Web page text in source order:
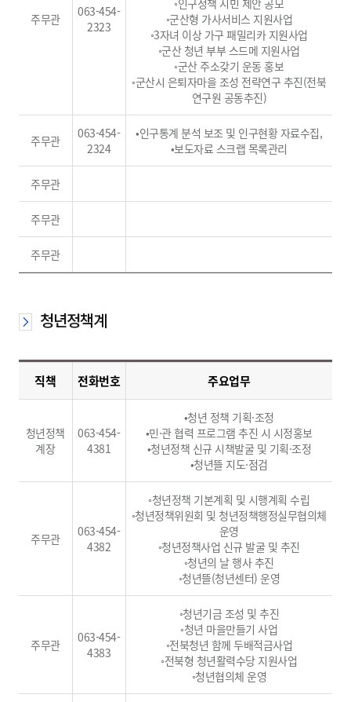
주무관
063-454-
2323
◦군산형 가사서비스 지원사업
◦3자녀 이상 가구 패밀리카 지원사업
◦군산 청년 부부 스드메 지원사업
◦군산 주소갖기 운동 홍보
◦군산시 은퇴자마을 조성 전략연구 추진(전북
연구원 공동추진)
주무관
063-454-
2324
•인구통계 분석 보조 및 인구현황 자료수집,
•보도자료 스크랩 목록관리
주무관
주무관
주무관
청년정책계
직책 전화번호 주요업무
청년정책
계장
063-454-
4381
•청년 정책 기획·조정
•민·관 협력 프로그램 추진 시 시정홍보
•청년정책 신규 시책발굴 및 기획·조정
•청년뜰 지도·점검
주무관
063-454-
4382
◦청년정책 기본계획 및 시행계획 수립
◦청년정책위원회 및 청년정책행정실무협의체
운영
◦청년정책사업 신규 발굴 및 추진
◦청년의 날 행사 추진
◦청년뜰(청년센터) 운영
주무관
063-454-
4383
◦청년기금 조성 및 추진
◦청년 마을만들기 사업
◦전북청년 함께 두배적금사업
◦전북형 청년활력수당 지원사업
◦청년협의체 운영